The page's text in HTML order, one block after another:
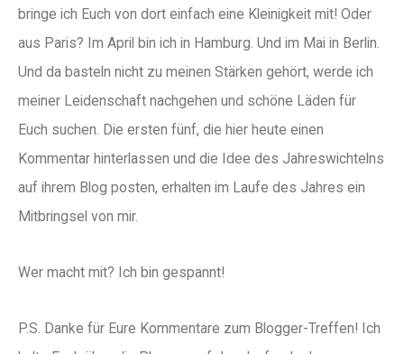
bringe ich Euch von dort einfach eine Kleinigkeit mit! Oder
aus Paris? Im April bin ich in Hamburg. Und im Mai in Berlin.
Und da basteln nicht zu meinen Stärken gehört, werde ich
meiner Leidenschaft nachgehen und schöne Läden für
Euch suchen. Die ersten fünf, die hier heute einen
Kommentar hinterlassen und die Idee des Jahreswichtelns
auf ihrem Blog posten, erhalten im Laufe des Jahres ein
Mitbringsel von mir.
Wer macht mit? Ich bin gespannt!
P.S. Danke für Eure Kommentare zum Blogger-Treffen! Ich